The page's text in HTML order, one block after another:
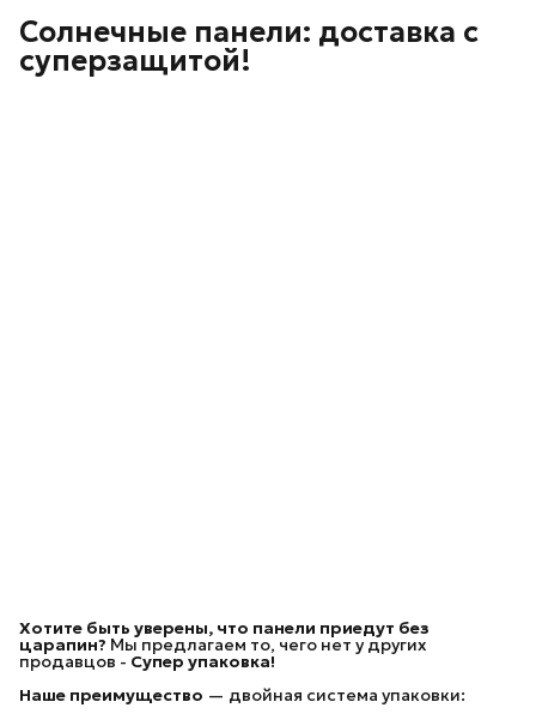
Солнечные панели: доставка с
суперзащитой!
Хотите быть уверены, что панели приедут без
царапин? Мы предлагаем то, чего нет у других
продавцов - Супер упаковка!
Наше преимущество — двойная система упаковки: